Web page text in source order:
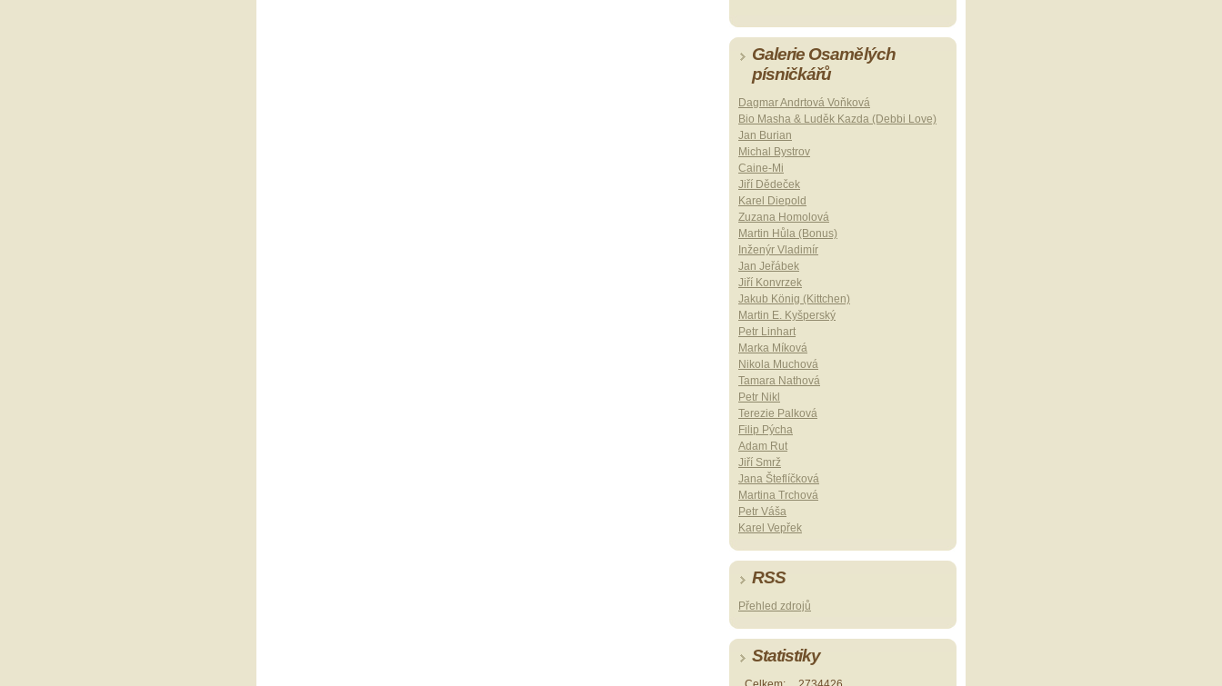
Galerie Osamělých
písničkářů
Dagmar Andrtová Voňková
Bio Masha & Luděk Kazda (Debbi Love)
Jan Burian
Michal Bystrov
Caine-Mi
Jiří Dědeček
Karel Diepold
Zuzana Homolová
Martin Hůla (Bonus)
Inženýr Vladimír
Jan Jeřábek
Jiří Konvrzek
Jakub König (Kittchen)
Martin E. Kyšperský
Petr Linhart
Marka Míková
Nikola Muchová
Tamara Nathová
Petr Nikl
Terezie Palková
Filip Pýcha
Adam Rut
Jiří Smrž
Jana Šteflíčková
Martina Trchová
Petr Váša
Karel Vepřek
RSS
Přehled zdrojů
Statistiky